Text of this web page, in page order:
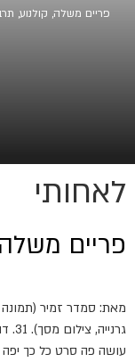
פריים משלה, קולנוע,
לאחותי
פריים משלה –
מאת: סמדר זמיר (תמונה
עושה פה סרט כל כך יפה